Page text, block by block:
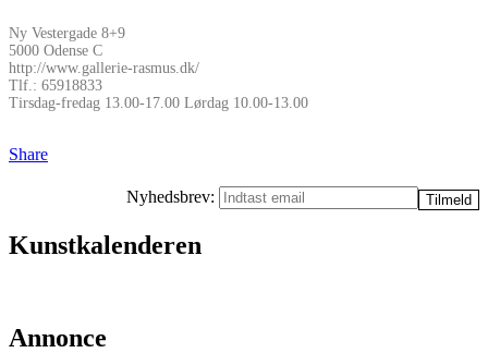
Ny Vestergade 8+9
5000 Odense C
http://www.gallerie-rasmus.dk/
Tlf.: 65918833
Tirsdag-fredag 13.00-17.00 Lørdag 10.00-13.00
Share
Nyhedsbrev:
Kunstkalenderen
Annonce